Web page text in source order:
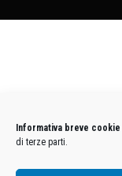
Informativa breve cookie
di terze parti.